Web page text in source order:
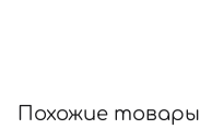
Похожие товары